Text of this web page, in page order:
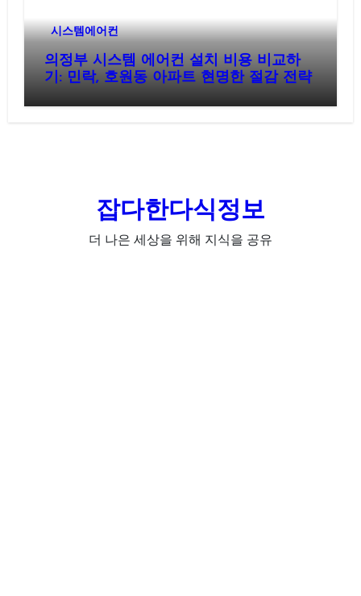
시스템에어컨
의정부 시스템 에어컨 설치 비용 비교하
기: 민락, 호원동 아파트 현명한 절감 전략
잡다한다식정보
더 나은 세상을 위해 지식을 공유